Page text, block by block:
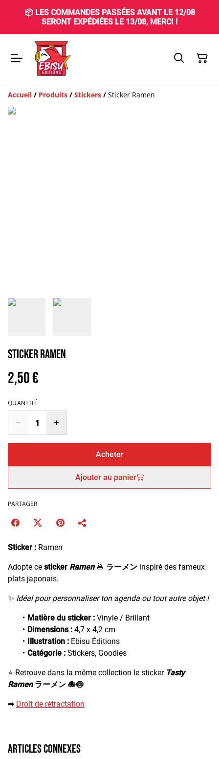
📦 LES COMMANDES PASSÉES AVANT LE 12/08
SERONT EXPÉDIÉES LE 13/08, MERCI !
Accueil / Produits / Stickers / Sticker Ramen
Sticker Ramen
2,50 €
QUANTITÉ
Acheter
Ajouter au panier
PARTAGER
Sticker : Ramen
Adopte ce sticker Ramen🍜 ラーメン inspiré des fameux
plats japonais.
✨ Idéal pour personnaliser ton agenda ou tout autre objet !
Matière du sticker : Vinyle / Brillant
Dimensions : 4,7 x 4,2 cm
Illustration : Ebisu Éditions
Catégorie : Stickers, Goodies
⭐ Retrouve dans la même collection le sticker Tasty
Ramen ラーメン 🐙🍥
➡︎ Droit de rétractation
Articles connexes